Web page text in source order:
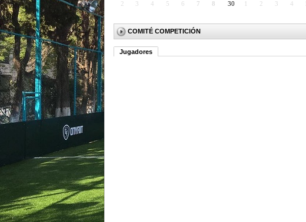
2
3 4 5 6 7 8
30
2 3 4
COMITÉ COMPETICIÓN
Jugadores